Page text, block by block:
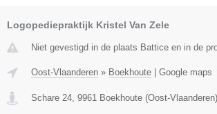
Logopediepraktijk Kristel Van Zele
Niet gevestigd in de plaats Battice en in de
Oost-Vlaanderen » Boekhoute | Google maps
Schare 24 9961 Boekhoute (Oost-Vlaanderen)